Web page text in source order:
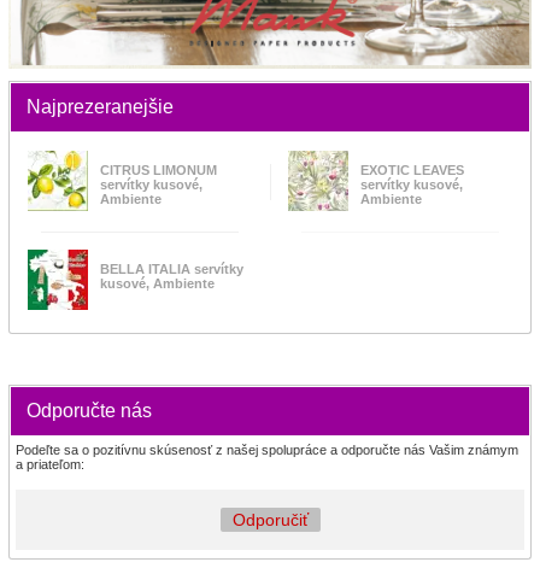
Najprezeranejšie
CITRUS LIMONUM
servítky kusové,
Ambiente
EXOTIC LEAVES
servítky kusové,
Ambiente
BELLA ITALIA servítky
kusové, Ambiente
Odporučte nás
Podeľte sa o pozitívnu skúsenosť z našej spolupráce a odporučte nás Vašim známym
a priateľom:
Odporučiť